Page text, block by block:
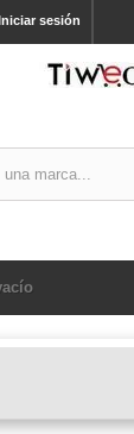
sesión